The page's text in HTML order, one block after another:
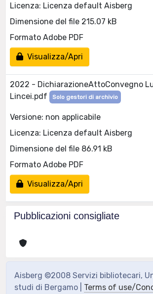
Licenza: Licenza default Aisberg
Dimensione del file 215.07 kB
Formato Adobe PDF
Visualizza/Apri
2022 - DichiarazioneAttoConvegno
Lincei.pdf
Solo gestori di archivio
Versione: non applicabile
Licenza: Licenza default Aisberg
Dimensione del file 86.91 kB
Formato Adobe PDF
Visualizza/Apri
Pubblicazioni consigliate
Aisberg ©2008 Servizi bibliotecari,
studi di Bergamo | Terms of use/